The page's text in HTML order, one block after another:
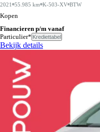
2021 55.985 km K-503-XV BTW
Kopen
Financieren p/m vanaf
Particulier* Krediettabel
Bekijk details